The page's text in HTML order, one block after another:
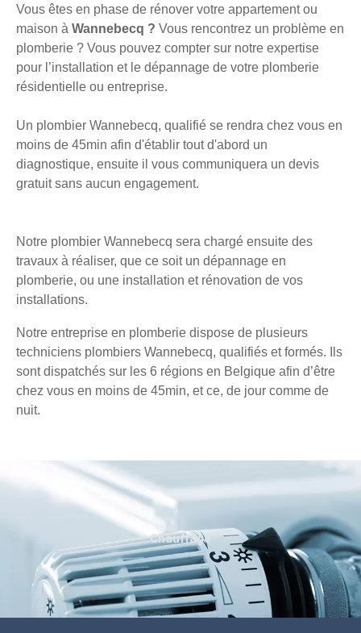
Vous êtes en phase de rénover votre appartement ou
maison à Wannebecq ? Vous rencontrez un problème en
plomberie ? Vous pouvez compter sur notre expertise
pour l’installation et le dépannage de votre plomberie
résidentielle ou entreprise.
Un plombier Wannebecq, qualifié se rendra chez vous en
moins de 45min afin d'établir tout d'abord un
diagnostique, ensuite il vous communiquera un devis
gratuit sans aucun engagement.
Notre plombier Wannebecq sera chargé ensuite des
travaux à réaliser, que ce soit un dépannage en
plomberie, ou une installation et rénovation de vos
installations.
Notre entreprise en plomberie dispose de plusieurs
techniciens plombiers Wannebecq, qualifiés et formés. Ils
sont dispatchés sur les 6 régions en Belgique afin d’être
chez vous en moins de 45min, et ce, de jour comme de
nuit.
Chauffage